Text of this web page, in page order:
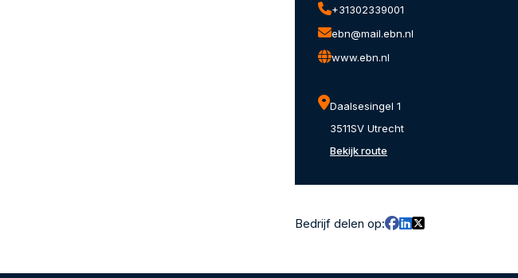
+31302339001
ebn@mail.ebn.nl
www.ebn.nl
Daalsesingel 1
3511SV Utrecht
Bekijk route
Bedrijf delen op: